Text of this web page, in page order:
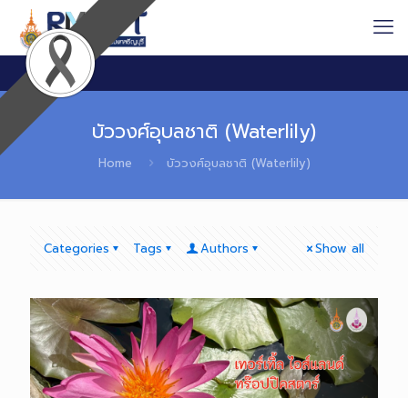
บัววงศ์อุบลชาติ (Waterlily)
Home บัววงศ์อุบลชาติ (Waterlily)
Categories Tags Authors Show all